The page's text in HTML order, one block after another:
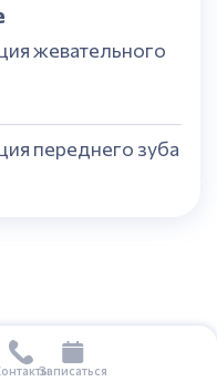
Записаться
жевательного
переднего зуба